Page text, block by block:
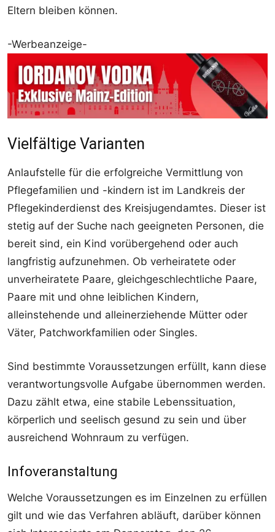
Eltern bleiben können.
-Werbeanzeige-
Vielfältige Varianten
Anlaufstelle für die erfolgreiche Vermittlung von
Pflegefamilien und -kindern ist im Landkreis der
Pflegekinderdienst des Kreisjugendamtes. Dieser ist
stetig auf der Suche nach geeigneten Personen, die
bereit sind, ein Kind vorübergehend oder auch
langfristig aufzunehmen. Ob verheiratete oder
unverheiratete Paare, gleichgeschlechtliche Paare,
Paare mit und ohne leiblichen Kindern,
alleinstehende und alleinerziehende Mütter oder
Väter, Patchworkfamilien oder Singles.
Sind bestimmte Voraussetzungen erfüllt, kann diese
verantwortungsvolle Aufgabe übernommen werden.
Dazu zählt etwa, eine stabile Lebenssituation,
körperlich und seelisch gesund zu sein und über
ausreichend Wohnraum zu verfügen.
Infoveranstaltung
Welche Voraussetzungen es im Einzelnen zu erfüllen
gilt und wie das Verfahren abläuft, darüber können